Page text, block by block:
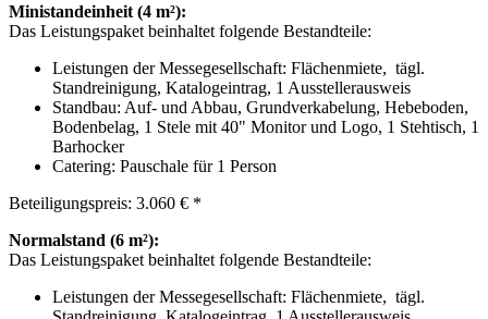
Ministandeinheit (4 m²):
Das Leistungspaket beinhaltet folgende Bestandteile:
Leistungen der Messegesellschaft: Flächenmiete, tägl.
Standreinigung, Katalogeintrag, 1 Ausstellerausweis
Standbau: Auf- und Abbau, Grundverkabelung, Hebeboden,
Bodenbelag, 1 Stele mit 40" Monitor und Logo, 1 Stehtisch, 1
Barhocker
Catering: Pauschale für 1 Person
Beteiligungspreis: 3.060 € *
Normalstand (6 m²):
Das Leistungspaket beinhaltet folgende Bestandteile:
Leistungen der Messegesellschaft: Flächenmiete, tägl.